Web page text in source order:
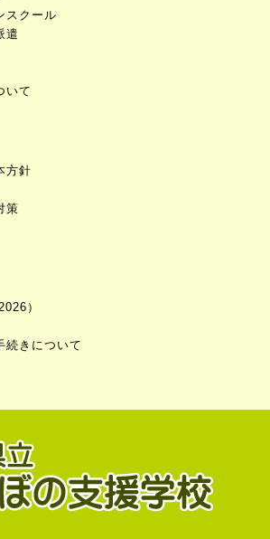
スクール
遣
いて
方針
策
）
続きについて